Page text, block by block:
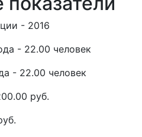
- 2016
- 22.00 человек
- 22.00 человек
руб.